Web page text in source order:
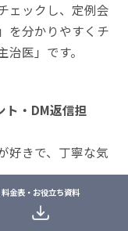
ェックし、定例会
を分かりやすくチ
医」です。
ト・DM返信担
好きで、丁寧な気
DMに、ブランド
速に返信する、最
料金表・お役立ち資料